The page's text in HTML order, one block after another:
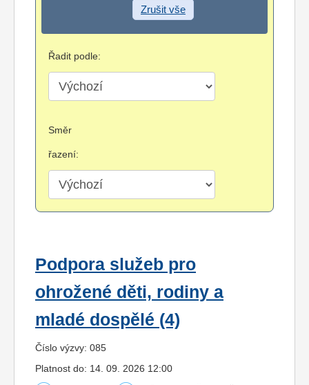
Zrušit vše
Řadit podle:
Směr
řazení:
Podpora služeb pro
ohrožené děti, rodiny a
mladé dospělé (4)
Číslo výzvy: 085
Platnost do: 14. 09. 2026 12:00